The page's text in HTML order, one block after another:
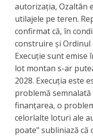
autorizația, Ozaltân
utilajele pe teren.
confirmat că, în
construire și Ordinul
Execuție sunt emise
lot montan s-ar
2028. Execuția este
problemă
finanțarea, o
celorlalte loturi ale
poate" subliniază că